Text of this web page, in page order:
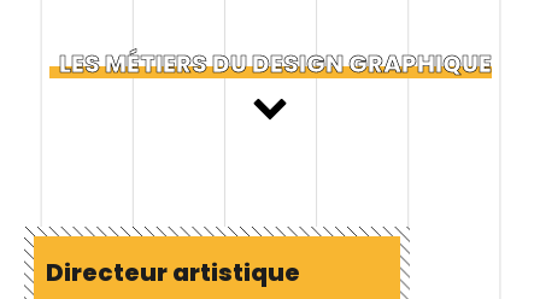
LES MÉTIERS DU DESIGN GRAPHIQUE
Directeur artistique